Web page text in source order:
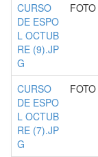
CURSO
DE ESPO
L OCTUB
RE (9).JP
G
FOTO
CURSO
DE ESPO
L OCTUB
RE (7).JP
G
FOTO